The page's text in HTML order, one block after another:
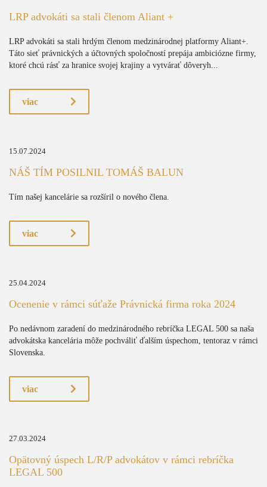
LRP advokáti sa stali členom Aliant +
LRP advokáti sa stali hrdým členom medzinárodnej platformy Aliant+.
Táto sieť právnických a účtovných spoločností prepája ambiciózne firmy,
ktoré chcú rásť za hranice svojej krajiny a vytvárať dôveryh...
viac
15.07.2024
NÁŠ TÍM POSILNIL TOMÁŠ BALUN
Tím našej kancelárie sa rozšíril o nového člena.
viac
25.04.2024
Ocenenie v rámci súťaže Právnická firma roka 2024
Po nedávnom zaradení do medzinárodného rebríčka LEGAL 500 sa naša
advokátska kancelária môže pochváliť ďalším úspechom, tentoraz v rámci
Slovenska.
viac
27.03.2024
Opätovný úspech L/R/P advokátov v rámci rebríčka
LEGAL 500